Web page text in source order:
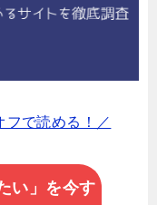
フで読める！／
い」を今す